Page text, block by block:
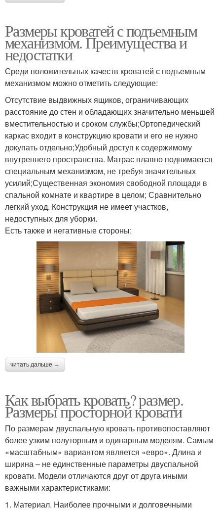
Размеры кроватей с подъемным
механизмом. Преимущества и
недостатки
Среди положительных качеств кроватей с подъемным
механизмом можно отметить следующие:
Отсутствие выдвижных ящиков, ограничивающих
расстояние до стен и обладающих значительно меньшей
вместительностью и сроком службы;Ортопедический
каркас входит в конструкцию кровати и его не нужно
докупать отдельно;Удобный доступ к содержимому
внутреннего пространства. Матрас плавно поднимается
специальным механизмом, не требуя значительных
усилий;Существенная экономия свободной площади в
спальной комнате и квартире в целом; Сравнительно
легкий уход. Конструкция не имеет участков,
недоступных для уборки.
Есть также и негативные стороны:
читать дальше →
Как выбрать кровать? размер.
Размеры просторной кровати
По размерам двуспальную кровать противопоставляют
более узким полуторным и одинарным моделям. Самым
«масштабным» вариантом является «евро». Длина и
ширина – не единственные параметры двуспальной
кровати. Модели отличаются друг от друга иными
важными характеристиками:
1. Материал. Наиболее прочными и долговечными